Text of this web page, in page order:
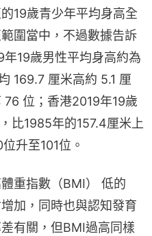
19歲青少年平均身高全
圍當中，不過數據告訴
19歲男性平均身高約為
169.7 厘米高約 5.1 厘
位；香港2019年19歲
比1985年的157.4厘米上
升至101位。
重指數（BMI） 低的
加，同時也與認知發育
有關，但BMI過高同樣